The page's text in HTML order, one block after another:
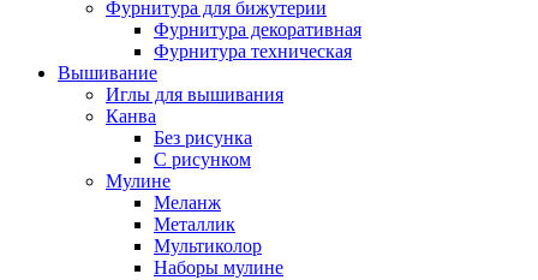
Фурнитура для бижутерии
Фурнитура декоративная
Фурнитура техническая
Вышивание
Иглы для вышивания
Канва
Без рисунка
С рисунком
Мулине
Меланж
Металлик
Мультиколор
Наборы мулине